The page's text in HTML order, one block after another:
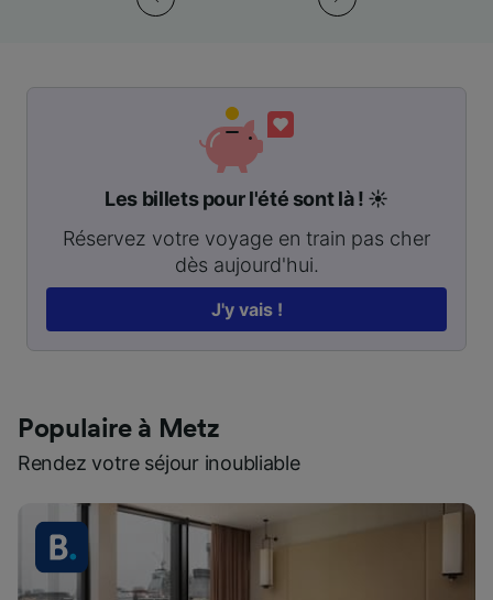
Les billets pour l'été sont là ! ☀️
Réservez votre voyage en train pas cher
dès aujourd'hui.
J'y vais !
Populaire à Metz
Rendez votre séjour inoubliable